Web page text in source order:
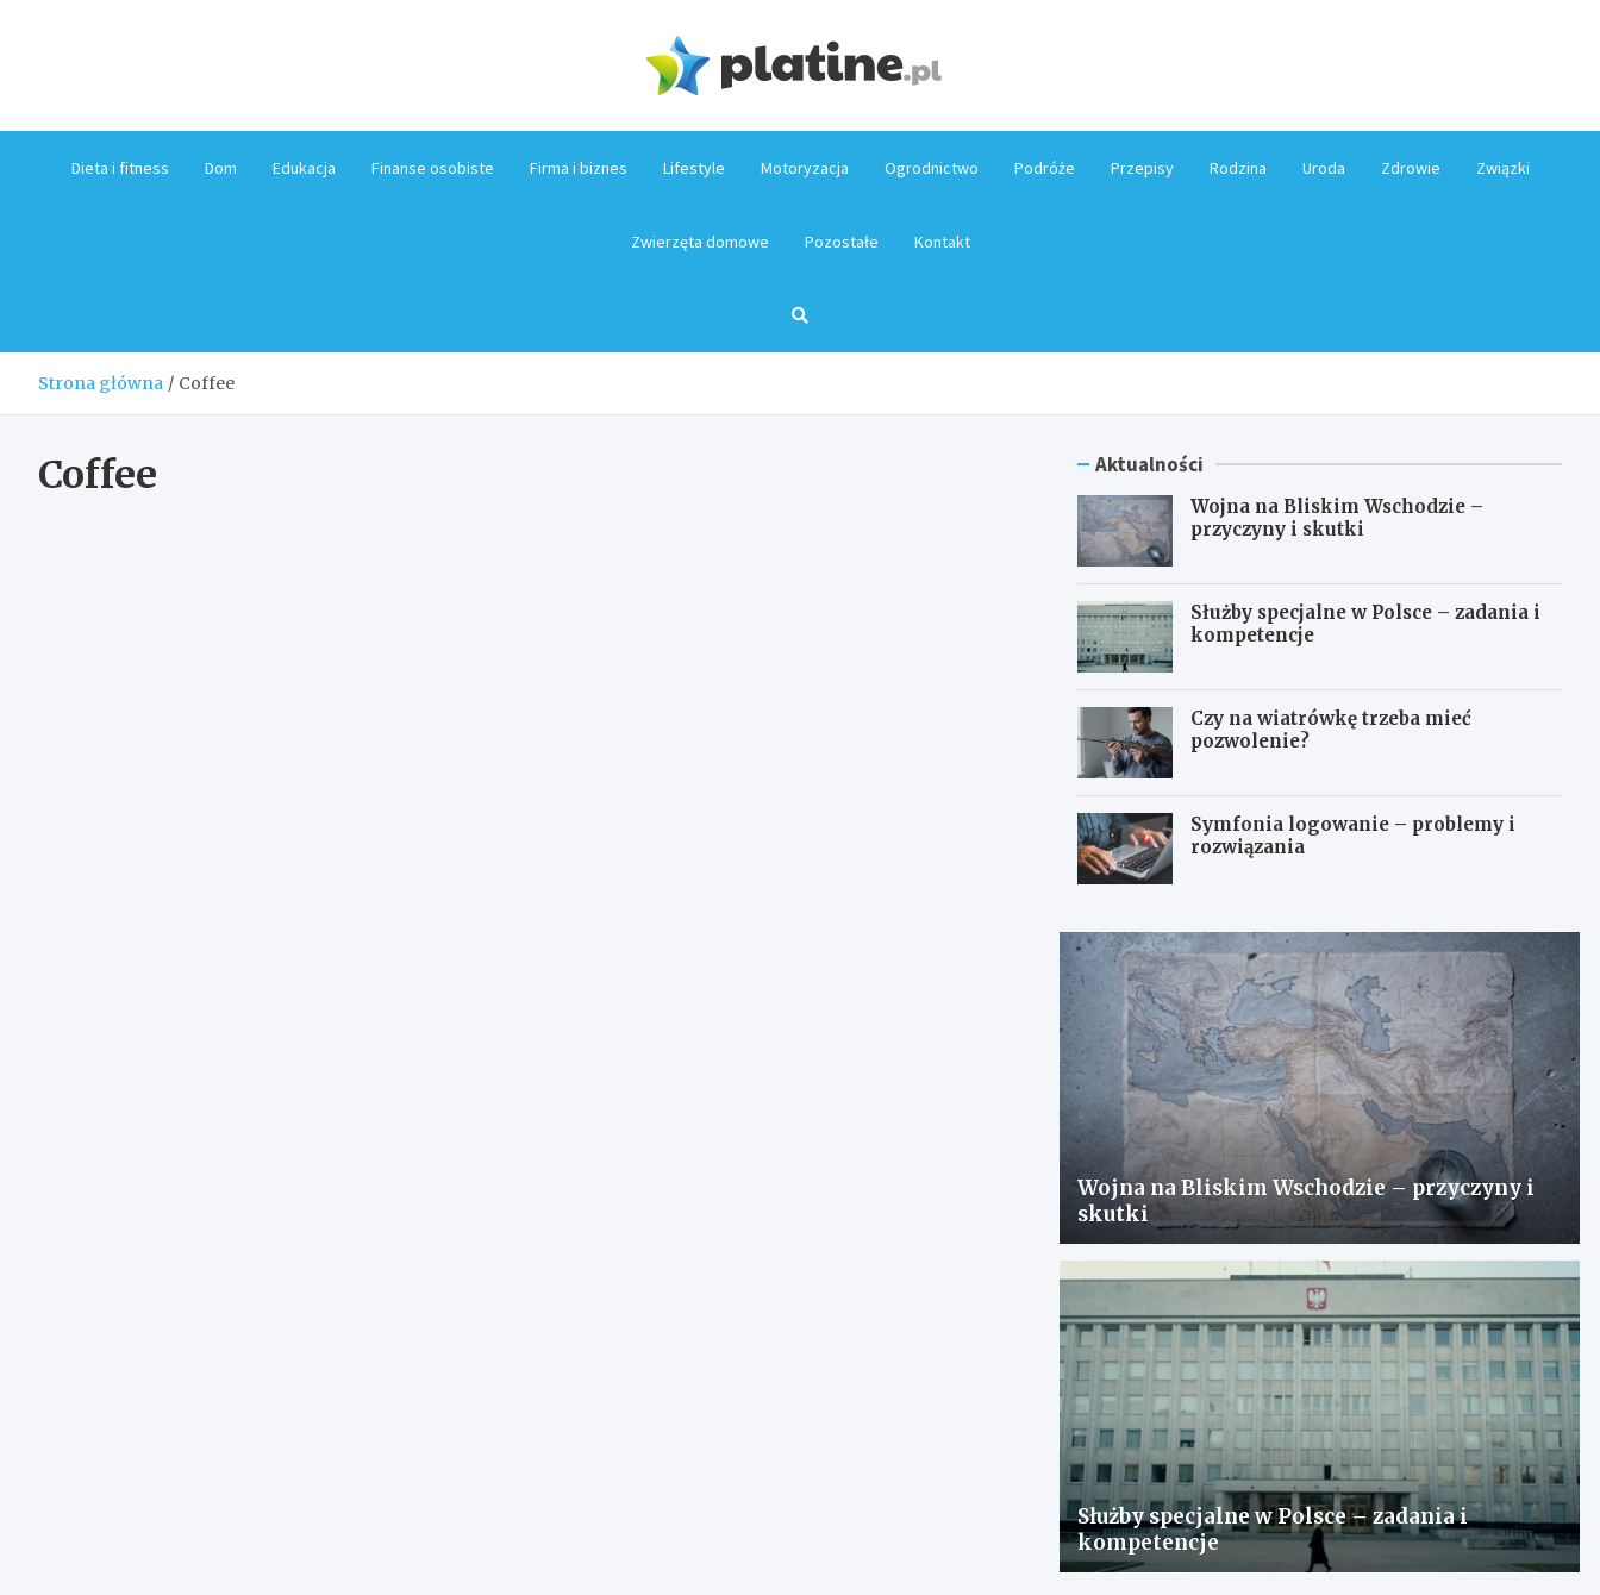
Dieta i fitness Dom Edukacja Finanse osobiste Firma i biznes Lifestyle Motoryzacja Ogrodnictwo Podróże Przepisy Rodzina Uroda Zdrowie Związki
Zwierzęta domowe Pozostałe Kontakt
Strona główna Coffee
Coffee Aktualności
Wojna na Bliskim Wschodzie –
przyczyny i skutki
Służby specjalne w Polsce – zadania i
kompetencje
Czy na wiatrówkę trzeba mieć
pozwolenie?
Symfonia logowanie – problemy i
rozwiązania
Wojna na Bliskim Wschodzie – przyczyny i
skutki
Służby specjalne w Polsce – zadania i
kompetencje